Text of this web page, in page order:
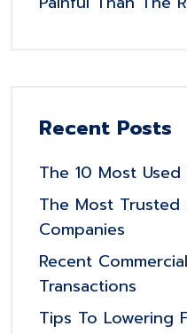
Recent Posts
The 10 Most
The Most
Companies
Recent
Transactions
Tips To Lowering